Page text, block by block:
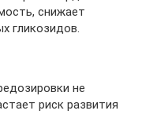
снижает
гликозидов.
не
риск развития